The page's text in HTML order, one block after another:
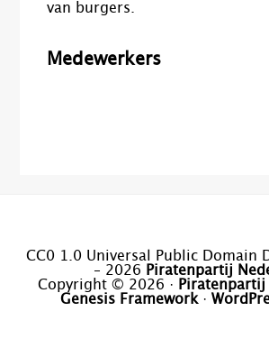
van burgers.
Medewerkers
CC0 1.0 Universal Public Domain
– 2026 Piratenpartij
Copyright © 2026 · Piratenpartij
Genesis Framework ·